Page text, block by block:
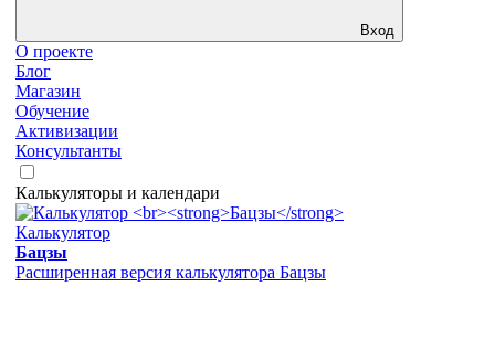
Вход
О проекте
Блог
Магазин
Обучение
Активизации
Консультанты
Калькуляторы и календари
Калькулятор
Бацзы
Расширенная версия калькулятора Бацзы